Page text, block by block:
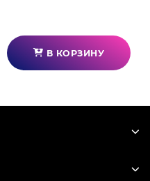
В КОРЗИНУ